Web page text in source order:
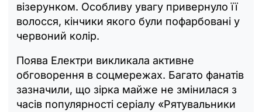
візерунком. Особливу увагу привернуло її
волосся, кінчики якого були пофарбовані у
червоний колір.
Поява Електри викликала активне
обговорення в соцмережах. Багато фанатів
зазначили, що зірка майже не змінилася з
часів популярності серіалу «Рятувальники